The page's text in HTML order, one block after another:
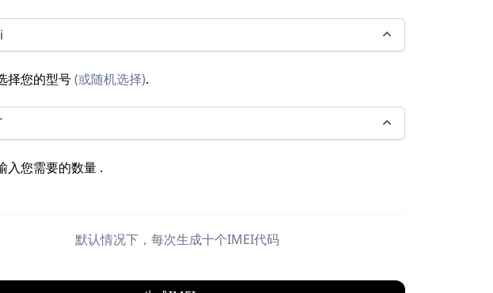
择您的型号(或随机选择).
入您需要的数量 .
默认情况下，每次生成十个IMEI代码